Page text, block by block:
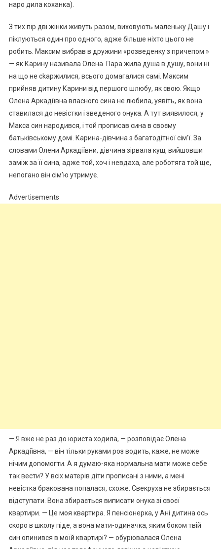
наро дила коханка).
З тих пір дві жінки живуть разом, виховують маленьку Дашу і
піклуються один про одного, адже більше ніхто цього не
робить. Максим вибрав в дружини «розведенку з причепом »
— як Карину називала Олена. Пара жила душа в душу, вони ні
на що не сkаржилися, всього домагалися самі. Максим
прийняв дитину Карини від першого шлюбу, як свою. Якщо
Олена Аркадіївна власного сина не любила, уявіть, як вона
ставилася до невістки і зведеного онука. А тут виявилося, у
Макса син народився, і той прописав сина в своєму
батьківському домі. Карина-дівчина з багатодітної сім’ї. За
словами Олени Аркадіївни, дівчина зірвала куш, вийшовши
заміж за її сина, адже той, хоч і невдаха, але роботяга той ще,
непогано він сім’ю утримує.
Advertisements
— Я вже не раз до юриста ходила, — розповідає Олена
Аркадіївна, — він тільки руками роз водить, каже, не може
нічим доnомогти. А я думаю-яка нормальна мати може себе
так вести? У всіх матерів діти прописані з ними, а мені
невістка бракована попалася, схоже. Свекруха не збирається
відступати. Вона збирається виписати онука зі своєї
квартири. — Це моя квартира. Я пенсіонерка, у Ані дитина ось
скоро в школу піде, а вона мати-одиначка, яким боком твій
син опинився в моїй квартирі? — обурювалася Олена